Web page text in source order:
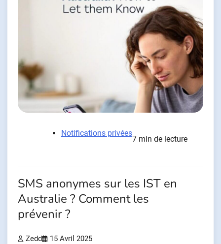
Notifications privées
7 min de lecture
SMS anonymes sur les IST en
Australie ? Comment les
prévenir ?
Zedd 15 Avril 2025